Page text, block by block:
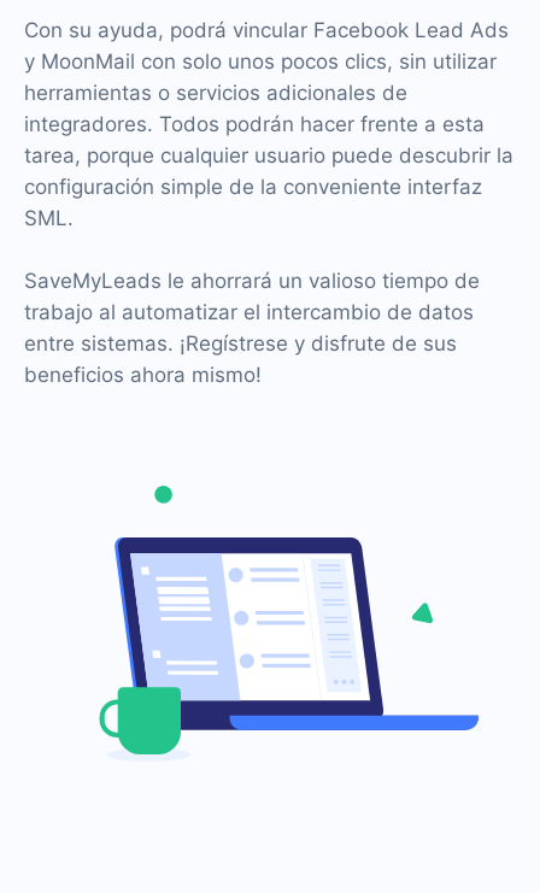
Con su ayuda, podrá vincular Facebook Lead Ads
y MoonMail con solo unos pocos clics, sin utilizar
herramientas o servicios adicionales de
integradores. Todos podrán hacer frente a esta
tarea, porque cualquier usuario puede descubrir la
configuración simple de la conveniente interfaz
SML.
SaveMyLeads le ahorrará un valioso tiempo de
trabajo al automatizar el intercambio de datos
entre sistemas. ¡Regístrese y disfrute de sus
beneficios ahora mismo!